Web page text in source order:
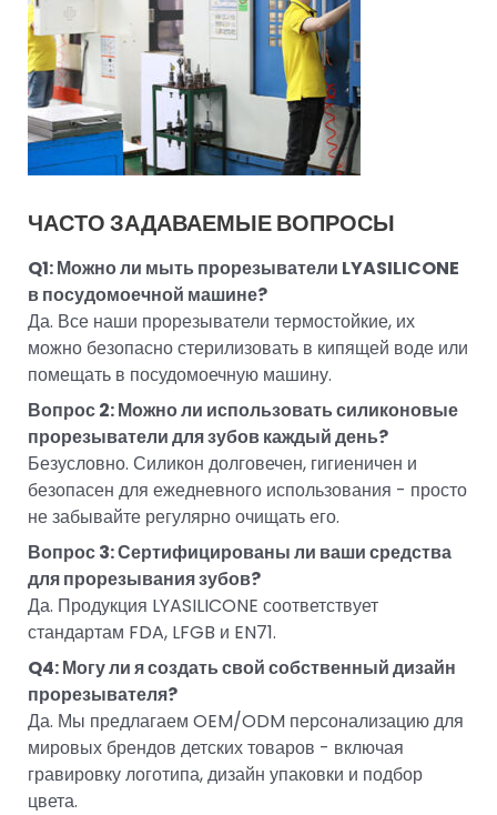
ЧАСТО ЗАДАВАЕМЫЕ ВОПРОСЫ
Q1: Можно ли мыть прорезыватели LYASILICONE
в посудомоечной машине?
Да. Все наши прорезыватели термостойкие, их
можно безопасно стерилизовать в кипящей воде или
помещать в посудомоечную машину.
Вопрос 2: Можно ли использовать силиконовые
прорезыватели для зубов каждый день?
Безусловно. Силикон долговечен, гигиеничен и
безопасен для ежедневного использования - просто
не забывайте регулярно очищать его.
Вопрос 3: Сертифицированы ли ваши средства
для прорезывания зубов?
Да. Продукция LYASILICONE соответствует
стандартам FDA, LFGB и EN71.
Q4: Могу ли я создать свой собственный дизайн
прорезывателя?
Да. Мы предлагаем OEM/ODM персонализацию для
мировых брендов детских товаров - включая
гравировку логотипа, дизайн упаковки и подбор
цвета.